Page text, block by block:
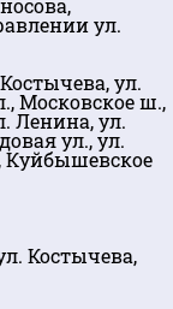
ул.
ул.
Московское ш.,
Ленина, ул.
ул., ул.
Куйбышевское
Костычева,